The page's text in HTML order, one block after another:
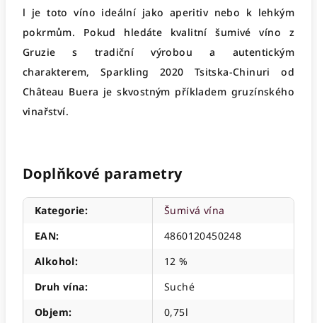
l je toto víno ideální jako aperitiv nebo k lehkým
pokrmům. Pokud hledáte kvalitní šumivé víno z
Gruzie s tradiční výrobou a autentickým
charakterem, Sparkling 2020 Tsitska-Chinuri od
Château Buera je skvostným příkladem gruzínského
vinařství.
Doplňkové parametry
Kategorie:
Šumivá vína
EAN:
4860120450248
Alkohol:
12 %
Druh vína:
Suché
Objem:
0,75l